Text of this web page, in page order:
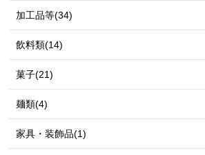
加工品等(34)
飲料類(14)
菓子(21)
麺類(4)
家具・装飾品(1)